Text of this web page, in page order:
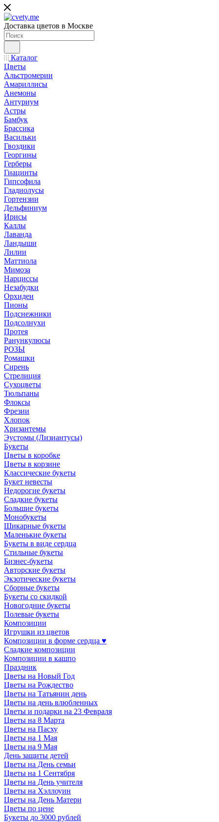
Доставка цветов в Москве
Каталог
Цветы
Альстромерии
Амариллисы
Анемоны
Антуриум
Астры
Бамбук
Брассика
Васильки
Гвоздики
Георгины
Герберы
Гиацинты
Гипсофила
Гладиолусы
Гортензии
Дельфиниум
Ирисы
Каллы
Лаванда
Ландыши
Лилии
Маттиола
Мимоза
Нарциссы
Незабудки
Орхидеи
Пионы
Подснежники
Подсолнухи
Протея
Ранункулюсы
РОЗЫ
Ромашки
Сирень
Стрелиция
Сухоцветы
Тюльпаны
Флоксы
Фрезии
Хлопок
Хризантемы
Эустомы (Лизиантусы)
Букеты
Цветы в коробке
Цветы в корзине
Классические букеты
Букет невесты
Недорогие букеты
Сладкие букеты
Большие букеты
Монобукеты
Шикарные букеты
Маленькие букеты
Букеты в виде сердца
Стильные букеты
Бизнес-букеты
Авторские букеты
Экзотические букеты
Сборные букеты
Букеты со скидкой
Новогодние букеты
Полевые букеты
Композиции
Игрушки из цветов
Композиции в форме сердца ♥
Сладкие композиции
Композиции в кашпо
Праздник
Цветы на Новый Год
Цветы на Рождество
Цветы на Татьянин день
Цветы на день влюбленных
Цветы и подарки на 23 Февраля
Цветы на 8 Марта
Цветы на Пасху
Цветы на 1 Мая
Цветы на 9 Мая
День защиты детей
Цветы на День семьи
Цветы на 1 Сентября
Цветы на День учителя
Цветы на Хэллоуин
Цветы на День Матери
Цветы по цене
Букеты до 3000 рублей